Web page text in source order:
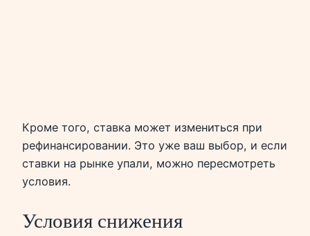
Кроме того, ставка может измениться при
рефинансировании. Это уже ваш выбор, и если
ставки на рынке упали, можно пересмотреть
условия.
Условия снижения